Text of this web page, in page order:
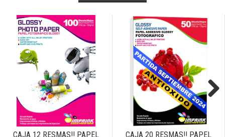
CAJA 12 RESMAS!! PAPEL
CAJA 20 RESMAS!! PAPEL
Next